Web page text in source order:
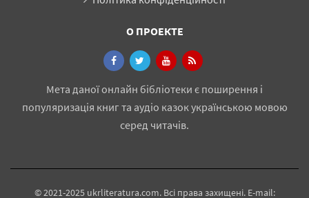
О ПРОЕКТЕ
Мета даної онлайн бібліотеки є поширення і
популяризація книг та аудіо казок українською мовою
серед читачів.
© 2021-2025 ukrliteratura.com. Всі права захищені. E-mail: